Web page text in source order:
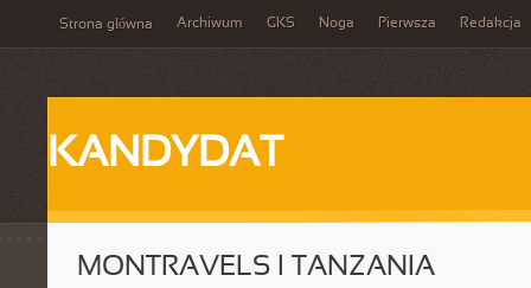
Strona główna Archiwum GKS Noga Pierwsza Redakcja
KANDYDAT
MONTRAVELS I TANZANIA